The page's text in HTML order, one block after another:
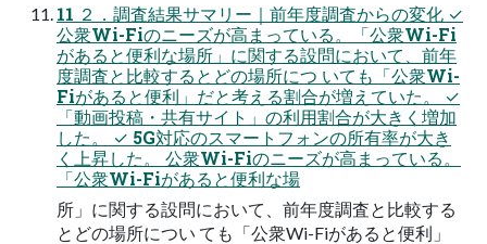
11 ２．調査結果サマリー｜前年度調査からの変化 ✓
公衆Wi-Fiのニーズが高まっている。「公衆Wi-Fi
があると便利な場所」に関する設問において、前年
度調査と比較するとどの場所につ いても「公衆Wi-
Fiがあると便利」だと考える割合が増えていた。 ✓
「動画投稿・共有サイト」の利用割合が大きく増加
した。 ✓ 5G対応のスマートフォンの所有率が大き
く上昇した。 公衆Wi-Fiのニーズが高まっている。
「公衆Wi-Fiがあると便利な場
所」に関する設問において、前年度調査と比較する
とどの場所につい ても「公衆Wi-Fiがあると便利」